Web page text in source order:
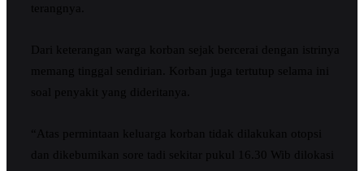
terangnya.
Dari keterangan warga korban sejak bercerai dengan istrinya
memang tinggal sendirian. Korban juga tertutup selama ini
soal penyakit yang dideritanya.
“Atas permintaan keluarga korban tidak dilakukan otopsi
dan dikebumikan sore tadi sekitar pukul 16.30 Wib dilokasi